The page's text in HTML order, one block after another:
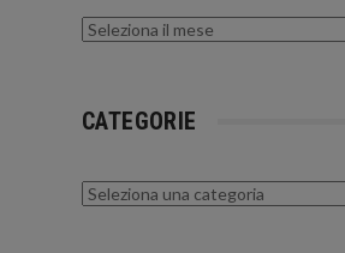
Archivi
CATEGORIE
Categorie